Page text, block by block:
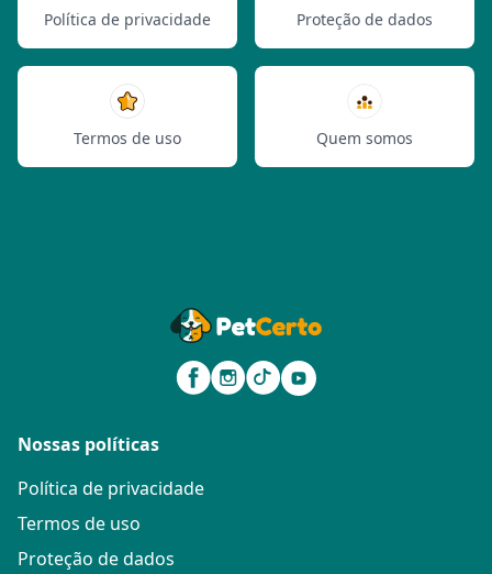
Política de privacidade Proteção de dados
Termos de uso Quem somos
Nossas políticas
Política de privacidade
Termos de uso
Proteção de dados